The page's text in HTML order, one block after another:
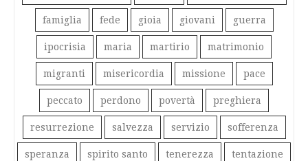
famiglia fede gioia giovani guerra
ipocrisia maria martirio matrimonio
migranti misericordia missione pace
peccato perdono povertà preghiera
resurrezione salvezza servizio sofferenza
speranza spirito santo tenerezza tentazione